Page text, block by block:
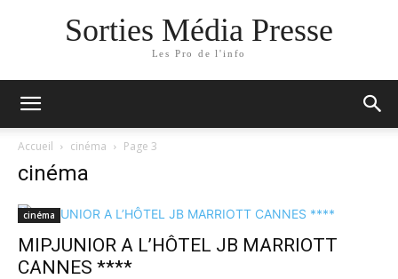
Sorties Média Presse
Les Pro de l'info
Accueil cinéma Page 3
cinéma
cinéma
MIPJUNIOR A L’HÔTEL JB MARRIOTT
CANNES ****